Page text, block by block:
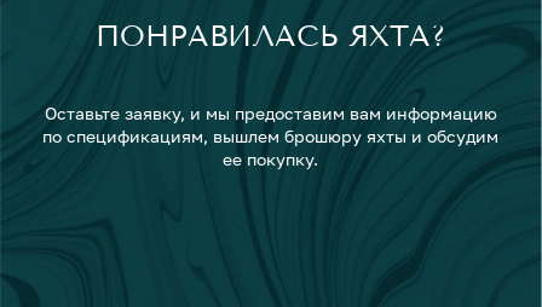
ПОНРАВИЛАСЬ ЯХТА?
Оставьте заявку, и мы предоставим вам информацию
по спецификациям, вышлем брошюру яхты и обсудим
ее покупку.